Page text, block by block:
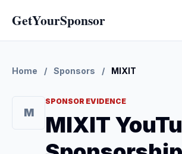
GetYourSponsor
Home / Sponsors / MIXIT
M
SPONSOR EVIDENCE
MIXIT